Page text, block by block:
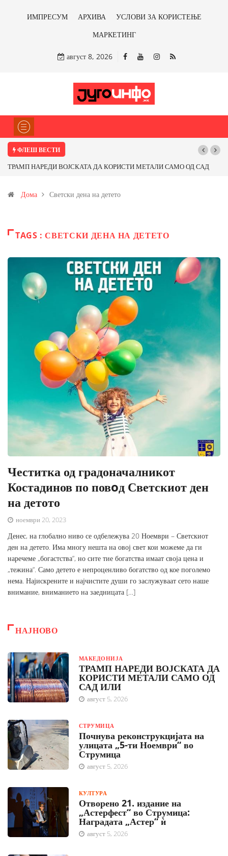
ИМПРЕСУМ АРХИВА
УСЛОВИ ЗА КОРИСТЕЊЕ
МАРКЕТИНГ
август 8, 2026
ФЛЕШ ВЕСТИ
ТРАМП НАРЕДИ ВОЈСКАТА ДА КОРИСТИ МЕТАЛИ САМО ОД САД
Иловица и со антимонот?
Дома Светски дена на детето
TAGS : СВЕТСКИ ДЕНА НА ДЕТЕТО
Честитка од градоначалникот
Костадинов по повoд Светскиот ден
на детото
ноември 20, 2023
Денес, на глобално ниво се одбележува 20 Ноември – Светскиот
ден на детето. Има многу нешта на овој свет кои можеме да ги
наречеме „богастства“, но сите тие богатства имаат своја цена и
„тежина“. Само детето е непроценливо богатство од кое поголемо
нема. Најискрените и најчистите души го заслужуваат сето наше
внимание, вниманието на заедницата […]
НАЈНОВО
МАКЕДОНИЈА
ТРАМП НАРЕДИ ВОЈСКАТА ДА
КОРИСТИ МЕТАЛИ САМО ОД
САД ИЛИ
август 5, 2026
СТРУМИЦА
Почнува реконструкцијата на
улицата „5-ти Ноември“ во
Струмица
август 5, 2026
КУЛТУРА
Отворено 21. издание на
„Астерфест“ во Струмица:
Наградата „Астер“ ѝ
август 5, 2026